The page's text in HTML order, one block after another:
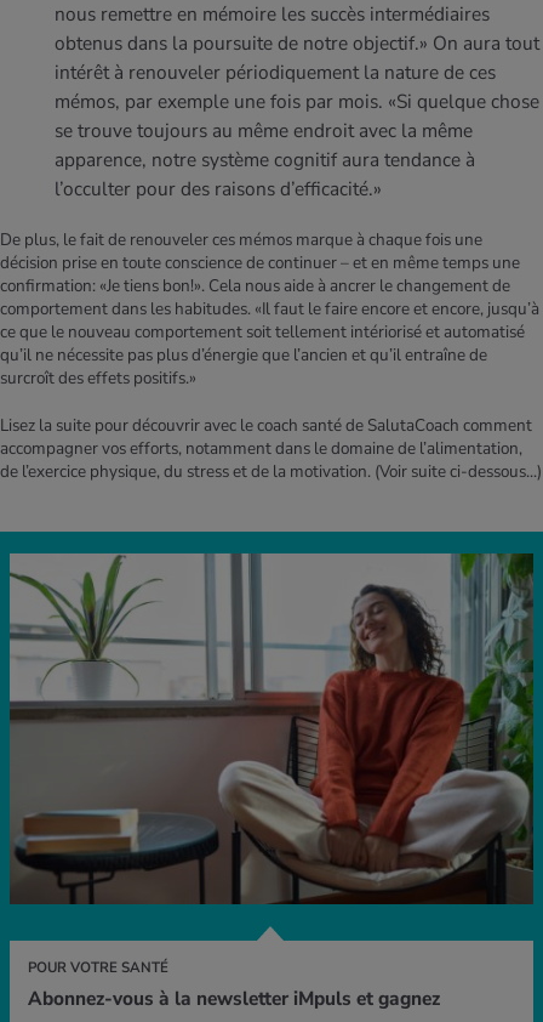
nous remettre en mémoire les succès intermédiaires
obtenus dans la poursuite de notre objectif.» On aura tout
intérêt à renouveler périodiquement la nature de ces
mémos, par exemple une fois par mois. «Si quelque chose
se trouve toujours au même endroit avec la même
apparence, notre système cognitif aura tendance à
l’occulter pour des raisons d’efficacité.»
De plus, le fait de renouveler ces mémos marque à chaque fois une
décision prise en toute conscience de continuer – et en même temps une
confirmation: «Je tiens bon!». Cela nous aide à ancrer le changement de
comportement dans les habitudes. «Il faut le faire encore et encore, jusqu’à
ce que le nouveau comportement soit tellement intériorisé et automatisé
qu’il ne nécessite pas plus d’énergie que l’ancien et qu’il entraîne de
surcroît des effets positifs.»
Lisez la suite pour découvrir avec le coach santé de SalutaCoach comment
accompagner vos efforts, notamment dans le domaine de l’alimentation,
de l’exercice physique, du stress et de la motivation. (Voir suite ci-dessous...)
POUR VOTRE SANTÉ
Abonnez-vous à la newsletter iMpuls et gagnez